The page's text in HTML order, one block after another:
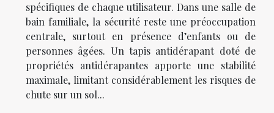
spécifiques de chaque utilisateur. Dans une salle de
bain familiale, la sécurité reste une préoccupation
centrale, surtout en présence d’enfants ou de
personnes âgées. Un tapis antidérapant doté de
propriétés antidérapantes apporte une stabilité
maximale, limitant considérablement les risques de
chute sur un sol...